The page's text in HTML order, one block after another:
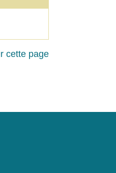
cette page